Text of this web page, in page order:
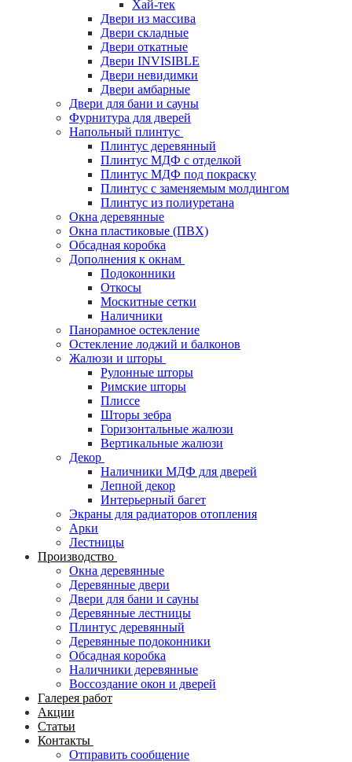
Хай-тек
Двери из массива
Двери складные
Двери откатные
Двери INVISIBLE
Двери невидимки
Двери амбарные
Двери для бани и сауны
Фурнитура для дверей
Напольный плинтус
Плинтус деревянный
Плинтус МДФ с отделкой
Плинтус МДФ под покраску
Плинтус с заменяемым молдингом
Плинтус из полиуретана
Окна деревянные
Окна пластиковые (ПВХ)
Обсадная коробка
Дополнения к окнам
Подоконники
Откосы
Москитные сетки
Наличники
Панорамное остекление
Остекление лоджий и балконов
Жалюзи и шторы
Рулонные шторы
Римские шторы
Плиссе
Шторы зебра
Горизонтальные жалюзи
Вертикальные жалюзи
Декор
Наличники МДФ для дверей
Лепной декор
Интерьерный багет
Экраны для радиаторов отопления
Арки
Лестницы
Производство
Окна деревянные
Деревянные двери
Двери для бани и сауны
Деревянные лестницы
Плинтус деревянный
Деревянные подоконники
Обсадная коробка
Наличники деревянные
Воссоздание окон и дверей
Галерея работ
Акции
Статьи
Контакты
Отправить сообщение